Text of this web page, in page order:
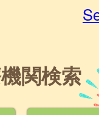
関検索